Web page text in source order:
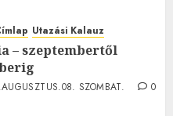
Utazási Kalauz
– szeptembertől
SZOMBAT.
0